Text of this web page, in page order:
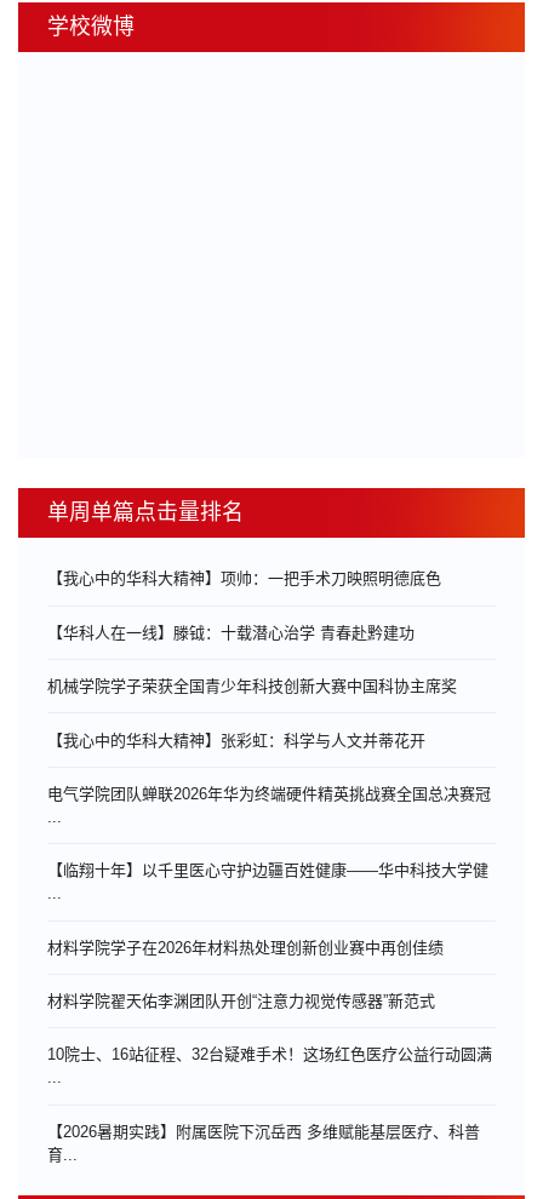
学校微博
单周单篇点击量排名
【我心中的华科大精神】项帅：一把手术刀映照明德底色
【华科人在一线】滕钺：十载潜心治学 青春赴黔建功
机械学院学子荣获全国青少年科技创新大赛中国科协主席奖
【我心中的华科大精神】张彩虹：科学与人文并蒂花开
电气学院团队蝉联2026年华为终端硬件精英挑战赛全国总决赛冠
【临翔十年】以千里医心守护边疆百姓健康——华中科技大学健
...
材料学院学子在2026年材料热处理创新创业赛中再创佳绩
材料学院翟天佑李渊团队开创“注意力视觉传感器”新范式
10院士、16站征程、32台疑难手术！这场红色医疗公益行动圆满
...
【2026暑期实践】附属医院下沉岳西 多维赋能基层医疗、科普
育...